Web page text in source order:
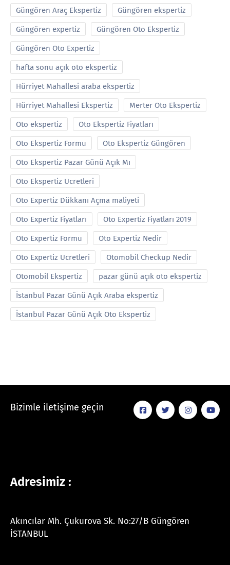
Güngören Araç Ekspertiz Güngören ekspertiz
Güngören expertiz Güngören Oto Ekspertiz
Güngören Oto Expertiz
hafta sonu açık oto ekspertiz
Hürriyet Mahallesi araba ekspertiz
Hürriyet Mahallesi Ekspertiz Merter Oto Ekspertiz
Oto ekspertiz Oto Ekspertiz Fiyatları
Oto Ekspertiz Formu Oto Ekspertiz Güngören
Oto Ekspertiz Pazar Günü Açık Mı
Oto Ekspertiz Ucretleri
Oto Expertiz Dükkanı Açma maliyeti
Oto Expertiz Fiyatları Oto Expertiz Fiyatları 2019
Oto Expertiz Formu Oto Expertiz Nedir
Oto Expertiz Ucretleri Otomobil Checkup Nedir
Otomobil Ekspertiz pazar günü açık oto ekspertiz
İstanbul Pazar Günü Açık Araba ekspertiz
İstanbul Pazar Günü Açık Oto Ekspertiz
Bizimle iletişime geçin
Adresimiz :
Akıncılar Mh. Çukurova Sk. No:27/B Güngören
İSTANBUL